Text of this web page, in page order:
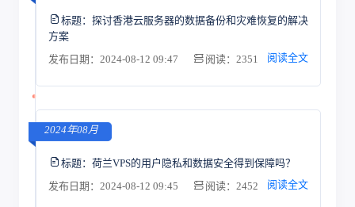
标题： 探讨香港云服务器的数据备份和灾难恢复的解决
方案
发布日期：2024-08-12 09:47
阅读：2351 阅读全文
2024年08月
标题： 荷兰VPS的用户隐私和数据安全得到保障吗？
发布日期：2024-08-12 09:45
阅读：2452 阅读全文